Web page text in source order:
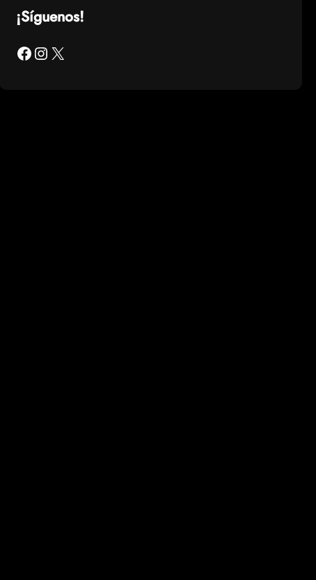
¡Síguenos!
Facebook Instagram X